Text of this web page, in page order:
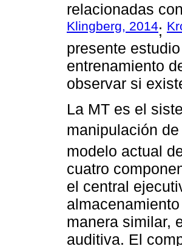
relacionadas
Klingberg, 2014;
presente
entrenamiento
observar si
La MT es el
manipulación
modelo actual
cuatro
el central
manera similar,
auditiva. El